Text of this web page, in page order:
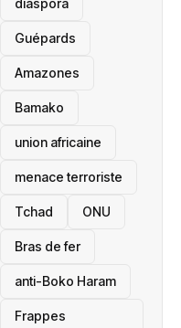
Guépards
Amazones
Bamako
union africaine
menace terroriste
‎Tchad ONU
Bras de fer
anti-Boko Haram
Frappes